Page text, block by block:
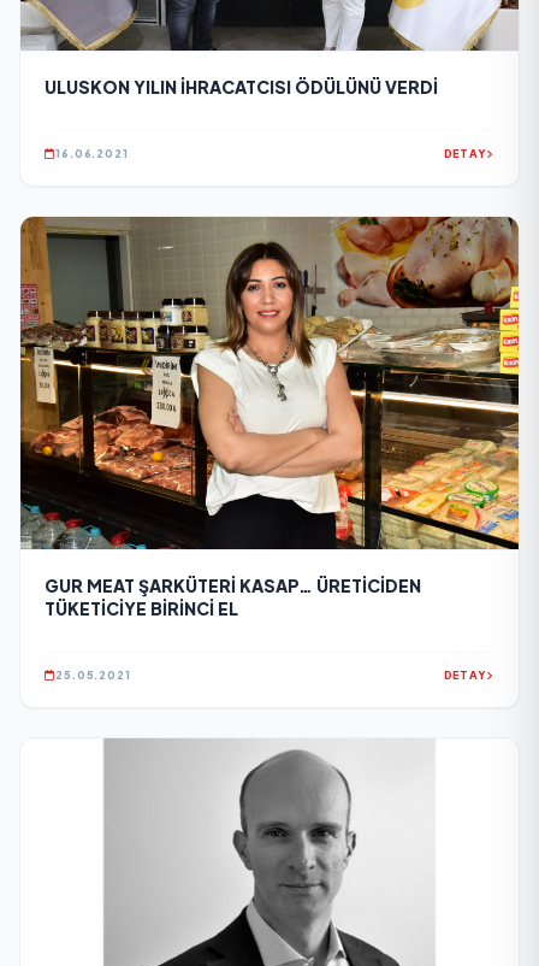
ULUSKON YILIN İHRACATCISI ÖDÜLÜNÜ VERDİ
16.06.2021 DETAY
GUR MEAT ŞARKÜTERİ KASAP… ÜRETİCİDEN
TÜKETİCİYE BİRİNCİ EL
25.05.2021 DETAY